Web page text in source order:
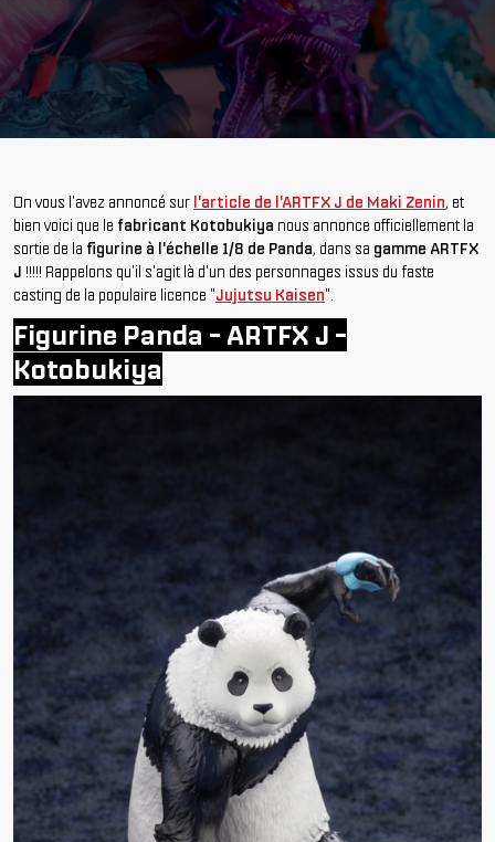
On vous l'avez annoncé sur l'article de l'ARTFX J de Maki Zenin, et
bien voici que le fabricant Kotobukiya nous annonce officiellement la
sortie de la figurine à l'échelle 1/8 de Panda, dans sa gamme ARTFX
J !!!!! Rappelons qu'il s'agit là d'un des personnages issus du faste
casting de la populaire licence "Jujutsu Kaisen".
Figurine Panda - ARTFX J -
Kotobukiya